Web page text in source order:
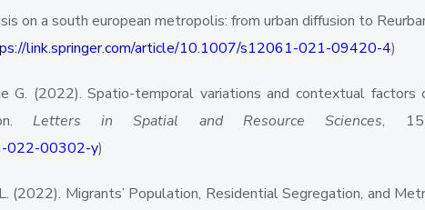
on a south european metropolis: from urban diffusion to
link.springer.com/article/10.1007/s12061-021-09420-4)
G. (2022). Spatio-temporal variations and contextual
Letters in Spatial and Resource Sciences,
022-00302-y)
(2022). Migrants’ Population, Residential Segregation, and